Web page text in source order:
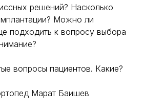
решений? Насколько
Можно ли
подходить к вопросу выбора
вопросы пациентов. Какие?
Марат Баишев